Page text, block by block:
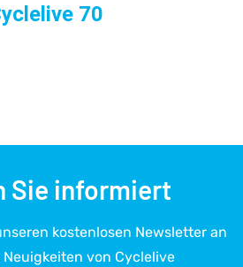
70
Sie informiert
kostenlosen Newsletter an
von Cyclelive